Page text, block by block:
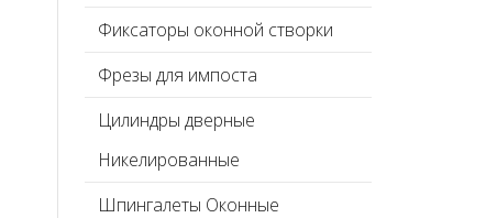
Фиксаторы оконной створки
Фрезы для импоста
Цилиндры дверные
Никелированные
Шпингалеты Оконные